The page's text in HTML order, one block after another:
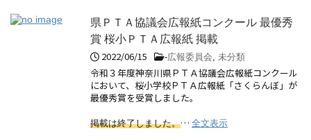
県ＰＴＡ協議会広報紙コンクール 最優秀
賞 桜小ＰＴＡ広報紙 掲載
2022/06/15 -広報委員会 未分類
令和３年度神奈川県ＰＴＡ協議会広報紙コンクール
において、桜小学校ＰＴＡ広報紙「さくらんぼ」が
最優秀賞を受賞しました。
掲載は終了しました。… 全文表示